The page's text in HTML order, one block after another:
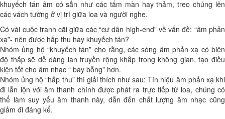
khuyếch tán âm có sẳn như các tấm màn hay thảm, treo chúng lên
các vách tường ở vị trí giữa loa và người nghe.
Có vài cuộc tranh cãi giữa các “cư dân high-end” về vấn đề: “âm phản
xạ”- nên được hấp thu hay khuyếch tán?
Nhóm ủng hộ “khuyếch tán” cho rằng, các sóng âm phản xạ có biên
độ thấp sẽ dễ dàng lan truyền rộng khắp trong không gian, tạo điều
kiện tốt cho âm nhạc “ bay bỗng” hơn.
Nhóm ủng hộ “hấp thu” thì giải thích như sau: Tín hiệu âm phản xạ khi
đi lẫn lộn với âm thanh chính được phát ra trực tiếp từ loa, chúng có
thể làm suy yếu âm thanh này, dẫn đến chất lượng âm nhạc cũng
giảm đi đáng kể.